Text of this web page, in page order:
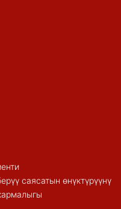
саясатын өнүктүрүүнү